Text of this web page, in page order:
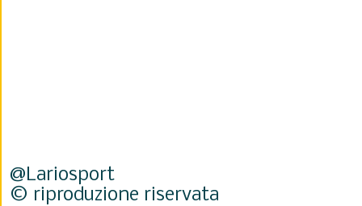
@Lariosport
© riproduzione riservata